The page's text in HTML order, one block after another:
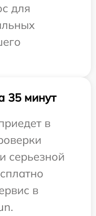
для
35 минут
в
серьезной
в